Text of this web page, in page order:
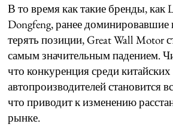
В то время как такие бренды, как
Dongfeng, ранее доминировавшие
терять позиции, Great Wall Motor
самым значительным падением.
что конкуренция среди китайских
автопроизводителей становится
что приводит к изменению
рынке.